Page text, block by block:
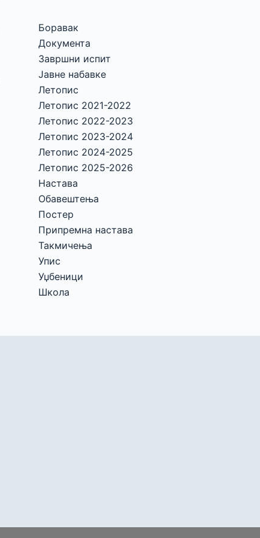
Боравак
Документа
Завршни испит
Јавне набавке
Летопис
Летопис 2021-2022
Летопис 2022-2023
Летопис 2023-2024
Летопис 2024-2025
Летопис 2025-2026
Настава
Обавештења
Постер
Припремна настава
Такмичења
Упис
Уџбеници
Школа